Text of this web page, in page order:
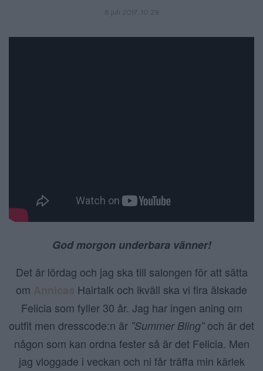
8 juli 2017, 10:29
God morgon underbara vänner!
Det är lördag och jag ska till salongen för att sätta
om
Hairtalk och ikväll ska vi fira älskade
Felicia som fyller 30 år. Jag har ingen aning om
outfit men dresscode:n är ”Summer Bling”och är det
någon som kan ordna fester så är det Felicia. Men
jag vloggade i veckan och ni får träffa min kärlek